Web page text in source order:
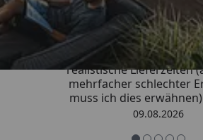
4,81/ 5
„Sehr gute Qualitäts-
realistische Lieferzeiten
mehrfacher schlechter
muss ich dies
Kritik kommt die
09.08.2026